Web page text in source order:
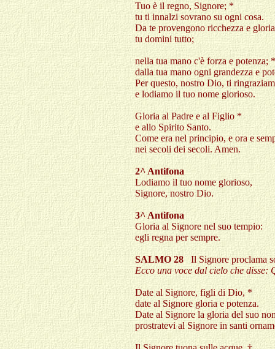
Tuo è il regno, Signore; *
tu ti innalzi sovrano su ogni cosa.
Da te provengono ricchezza e
tu domini tutto;
nella tua mano c'è forza e potenza; *
dalla tua mano ogni grandezza e
Per questo, nostro Dio, ti
e lodiamo il tuo nome glorioso.
Gloria al Padre e al Figlio *
e allo Spirito Santo.
Come era nel principio, e ora e
nei secoli dei secoli. Amen.
2^ Antifona
Lodiamo il tuo nome glorioso,
Signore, nostro Dio.
3^ Antifona
Gloria al Signore nel suo tempio:
egli regna per sempre.
SALMO 28 Il Signore proclama
Ecco una voce dal cielo che
Date al Signore, figli di Dio, *
date al Signore gloria e potenza.
Date al Signore la gloria del suo
prostratevi al Signore in santi